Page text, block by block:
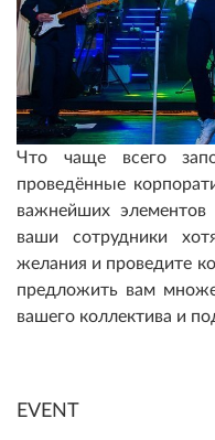
Что чаще всего
проведённые
важнейших элементов
ваши сотрудники
желания и проведите
предложить вам
вашего коллектива и
EVENT